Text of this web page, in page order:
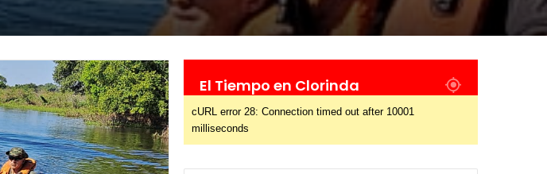
El Tiempo en Clorinda
cURL error 28: Connection timed out after 10001
milliseconds